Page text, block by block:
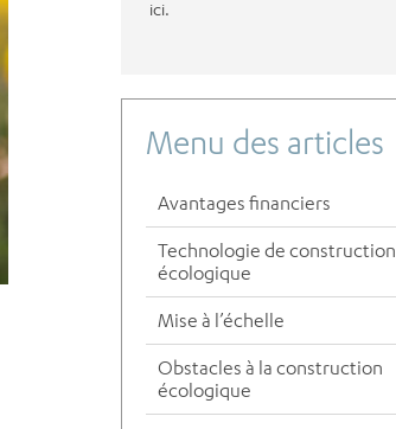
ici.
Menu des articles
Avantages financiers
Technologie de construction
écologique
Mise à l’échelle
Obstacles à la construction
écologique